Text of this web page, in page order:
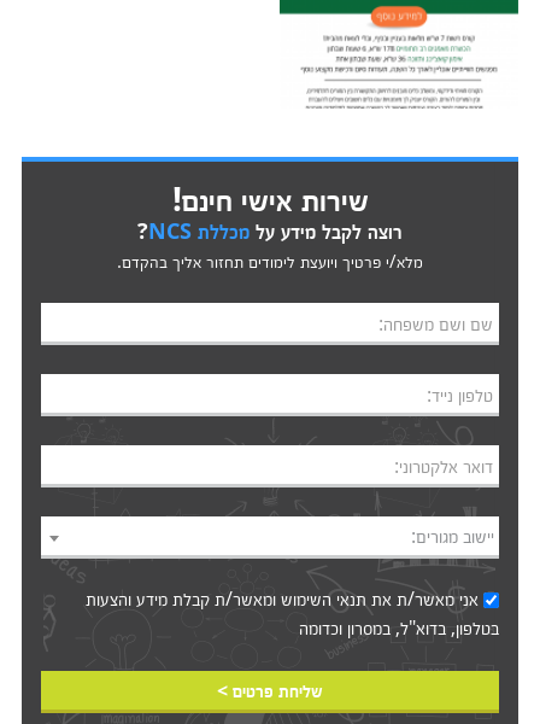
שירות אישי חינם!
רוצה לקבל מידע על מכללת NCS ?
מלא/י פרטיך ויועצת לימודים תחזור אליך בהקדם.
שם ושם משפחה:
טלפון נייד:
דואר אלקטרוני:
יישוב מגורים:
אני מאשר/ת אתתנאי השימושומאשר/ת קבלת מידע והצעות
בטלפון, בדוא"ל, במסרון וכדומה‎‎
שליחת פרטים >